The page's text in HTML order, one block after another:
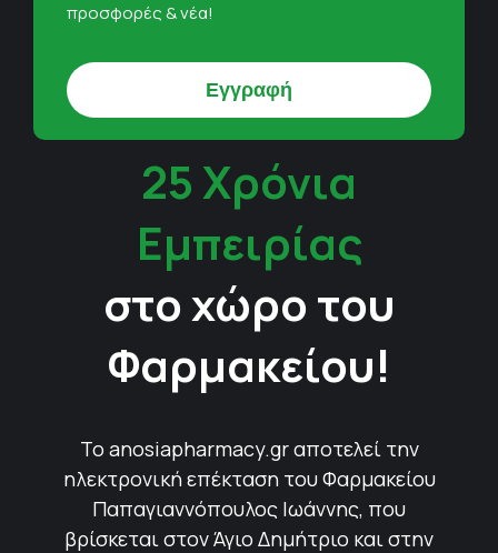
προσφορές & νέα!
25 Χρόνια
Εμπειρίας
στο χώρο του
Φαρμακείου!
Το anosiapharmacy.gr αποτελεί την
ηλεκτρονική επέκταση του Φαρμακείου
Παπαγιαννόπουλος Ιωάννης, που
βρίσκεται στον Άγιο Δημήτριο και στην